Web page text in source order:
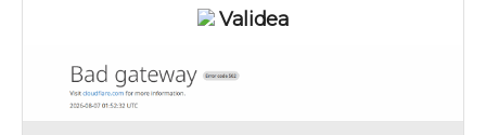
Validea